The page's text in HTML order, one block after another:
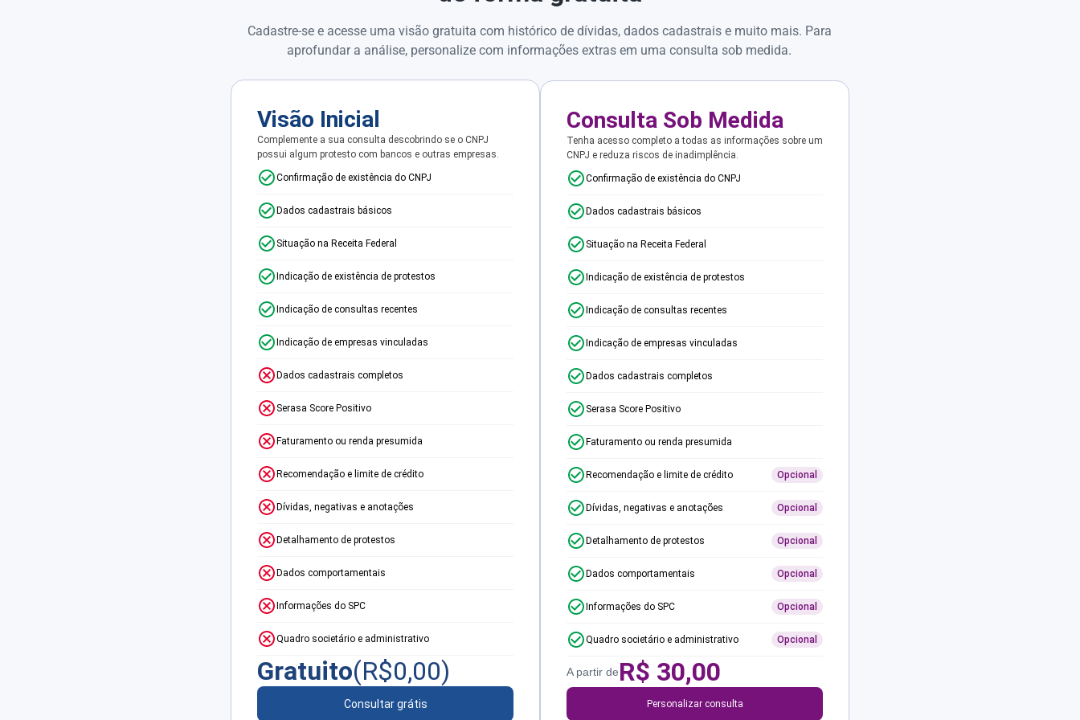
Cadastre-se e acesse uma visão gratuita com histórico de dívidas, dados cadastrais e muito mais. Para
aprofundar a análise, personalize com informações extras em uma consulta sob medida.
Visão Inicial
Complemente a sua consulta descobrindo se o CNPJ
possui algum protesto com bancos e outras empresas.
Confirmação de existência do CNPJ
Dados cadastrais básicos
Situação na Receita Federal
Indicação de existência de protestos
Indicação de consultas recentes
Indicação de empresas vinculadas
Dados cadastrais completos
Serasa Score Positivo
Faturamento ou renda presumida
Recomendação e limite de crédito
Dívidas, negativas e anotações
Detalhamento de protestos
Dados comportamentais
Informações do SPC
Quadro societário e administrativo
Gratuito(R$0,00)
Consultar grátis
Consulta Sob Medida
Tenha acesso completo a todas as informações sobre um
CNPJ e reduza riscos de inadimplência.
Confirmação de existência do CNPJ
Dados cadastrais básicos
Situação na Receita Federal
Indicação de existência de protestos
Indicação de consultas recentes
Indicação de empresas vinculadas
Dados cadastrais completos
Serasa Score Positivo
Faturamento ou renda presumida
Recomendação e limite de crédito Opcional
Dívidas, negativas e anotações Opcional
Detalhamento de protestos Opcional
Dados comportamentais Opcional
Informações do SPC Opcional
Quadro societário e administrativo Opcional
A partir deR$ 30,00
Personalizar consulta